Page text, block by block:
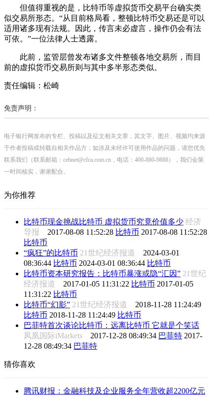
但值得重视的是，比特币等虚拟货币交易平台确实类
似交易所形态。“从目前格局看，整顿比特币交易还是可以
适用诸多现有法规。因此，传言未必虚言，操作仍会有法
可依。”一位法律人士透露。
此前，监管层曾发布诸多文件整顿各地交易所，而目
前的虚拟货币交易所则与其中多半形态类似。
责任编辑：松崎
免责声明：
电子银行网发布的专栏、投稿以及征文相关文章，其文字、图片、视频均来源
于作者投稿或转载自相关作品方；如涉及未经许可使用作品的问题，请您优先
联系我们（联系邮箱：cebnet@cfca.com.cn，电话：400-880-9888），我们会第
一时间核实，谢谢配合。
为你推荐
比特币现金挑战比特币 虚拟货币究竟价值多少 经济
导报 2017-08-08 11:52:28 比特币 2017-08-08 11:52:28
比特币
“疯狂”的比特币 21世纪经济报道 2024-03-01
08:36:44 比特币 2024-03-01 08:36:44 比特币
比特币资本研究报告：比特币暴涨或隐“汇因” 21世纪
经济报道 2017-01-05 11:31:22 比特币 2017-01-05
11:31:22 比特币
比特币“幻影” 21世纪经济报道 2018-11-28 11:24:49
比特币 2018-11-28 11:24:49 比特币
巴菲特首次谈论比特币：远离比特币 它就是个笑话
凤凰国际iMarkets 2017-12-28 08:49:34 巴菲特 2017-
12-28 08:49:34 巴菲特
猜你喜欢
腾讯财报：金融科技及企业服务全年营收超2200亿元